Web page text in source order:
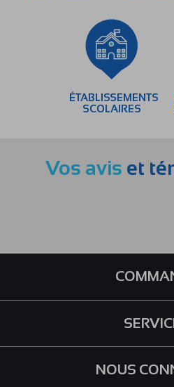
ÉTABLISSEMENTS
SCOLAIRES
Vos avis et
NOUS